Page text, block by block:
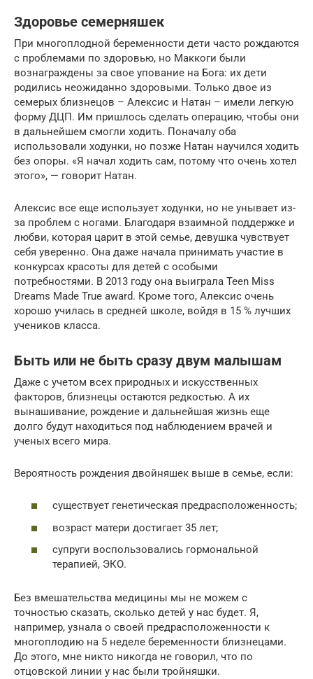
Здоровье семерняшек
При многоплодной беременности дети часто рождаются
с проблемами по здоровью, но Маккоги были
вознаграждены за свое упование на Бога: их дети
родились неожиданно здоровыми. Только двое из
семерых близнецов – Алексис и Натан – имели легкую
форму ДЦП. Им пришлось сделать операцию, чтобы они
в дальнейшем смогли ходить. Поначалу оба
использовали ходунки, но позже Натан научился ходить
без опоры. «Я начал ходить сам, потому что очень хотел
этого», — говорит Натан.
Алексис все еще использует ходунки, но не унывает из-
за проблем с ногами. Благодаря взаимной поддержке и
любви, которая царит в этой семье, девушка чувствует
себя уверенно. Она даже начала принимать участие в
конкурсах красоты для детей с особыми
потребностями. В 2013 году она выиграла Teen Miss
Dreams Made True award. Кроме того, Алексис очень
хорошо училась в средней школе, войдя в 15 % лучших
учеников класса.
Быть или не быть сразу двум малышам
Даже с учетом всех природных и искусственных
факторов, близнецы остаются редкостью. А их
вынашивание, рождение и дальнейшая жизнь еще
долго будут находиться под наблюдением врачей и
ученых всего мира.
Вероятность рождения двойняшек выше в семье, если:
существует генетическая предрасположенность;
возраст матери достигает 35 лет;
супруги воспользовались гормональной
терапией, ЭКО.
Без вмешательства медицины мы не можем с
точностью сказать, сколько детей у нас будет. Я,
например, узнала о своей предрасположенности к
многоплодию на 5 неделе беременности близнецами.
До этого, мне никто никогда не говорил, что по
отцовской линии у нас были тройняшки.